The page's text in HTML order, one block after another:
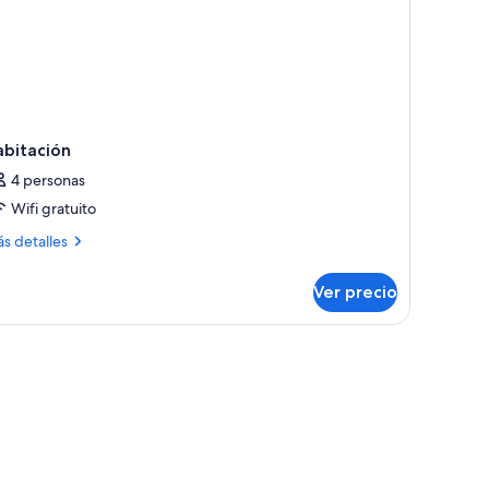
4 personas
Wifi gratuito
detalles
Ver precio